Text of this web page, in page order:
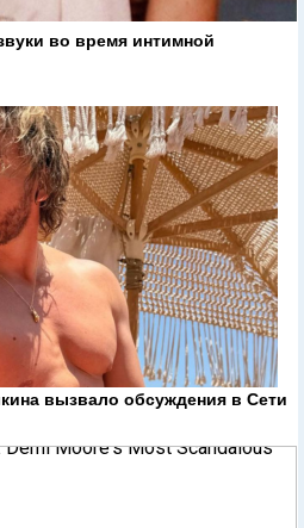
во время интимной
вызвало обсуждения в Сети